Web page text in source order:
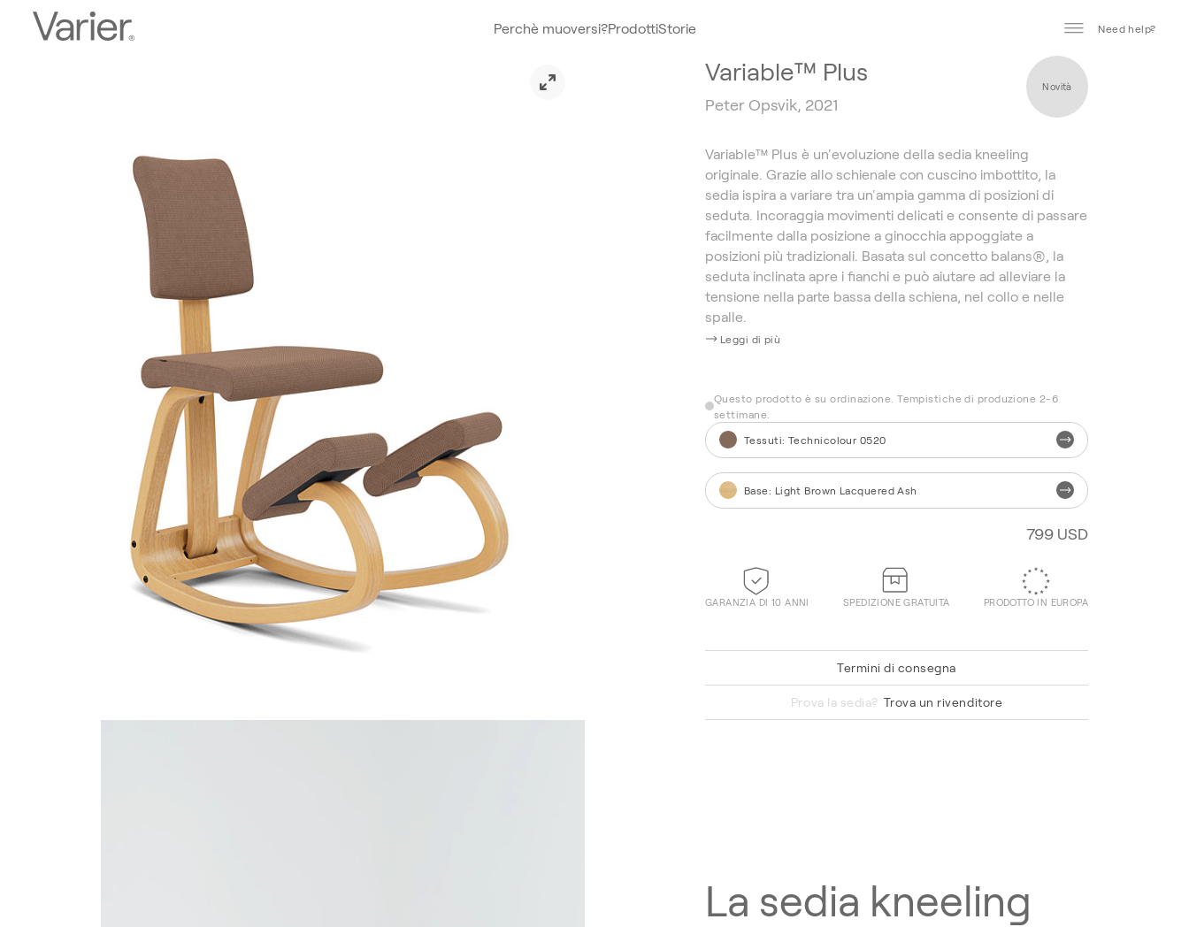
Perchè muoversi?ProdottiStorie Need help?
Variable™ Plus
Peter Opsvik, 2021
Novità
Variable™ Plus è un'evoluzione della sedia kneeling
originale. Grazie allo schienale con cuscino imbottito, la
sedia ispira a variare tra un'ampia gamma di posizioni di
seduta. Incoraggia movimenti delicati e consente di passare
facilmente dalla posizione a ginocchia appoggiate a
posizioni più tradizionali. Basata sul concetto balans®, la
seduta inclinata apre i fianchi e può aiutare ad alleviare la
tensione nella parte bassa della schiena, nel collo e nelle
spalle.
Leggi di più
Questo prodotto è su ordinazione. Tempistiche di produzione 2-6
settimane.
Tessuti: Technicolour 0520
Base: Light Brown Lacquered Ash
799 USD
GARANZIA DI 10 ANNI SPEDIZIONE GRATUITA PRODOTTO IN EUROPA
Termini di consegna
Prova la sedia? Trova un rivenditore
Hallingdal 65 590
La sedia kneeling